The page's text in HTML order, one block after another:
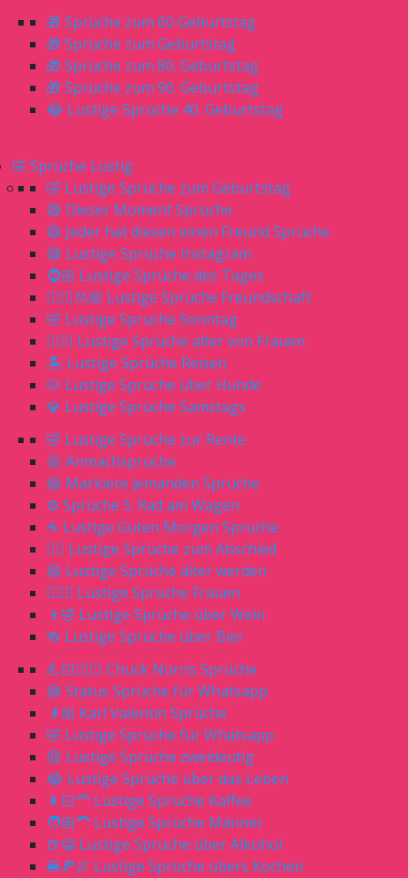
🎁 Sprüche zum 60 Geburtstag
🎁 Sprüche zum Geburtstag
🎁 Sprüche zum 80. Geburtstag
🎁 Sprüche zum 90. Geburtstag
😂 Lustige Sprüche 40. Geburtstag
🤣 Sprüche Lustig
🤣 Lustige Sprüche zum Geburtstag
😅 Dieser Moment Sprüche
😅 Jeder hat diesen einen Freund Sprüche
😅 Lustige Sprüche Instagram
🧔🏼 Lustige Sprüche des Tages
🙎🏼‍♀️🙎🏼 Lustige Sprüche Freundschaft
🤣 Lustige Sprüche Sonntag
🙋🏼‍♀️ Lustige Sprüche alter von Frauen
🏝 Lustige Sprüche Reisen
🐶 Lustige Sprüche über Hunde
💎 Lustige Sprüche Samstags
🤣 Lustige Sprüche zur Rente
😝 Anmachsprüche
😆 Markiere jemanden Sprüche
⚙️ Sprüche 5. Rad am Wagen
☕️ Lustige Guten Morgen Sprüche
🖐🏻 Lustige Sprüche zum Abschied
😆 Lustige Sprüche älter werden
🙎🏼‍♀️ Lustige Sprüche Frauen
🍷🤣 Lustige Sprüche über Wein
🍻 Lustige Sprüche über Bier
💪🏻🧔🏼‍♂️ Chuck Norris Sprüche
😅 Status Sprüche für Whatsapp
👴🏼 Karl Valentin Sprüche
🤣 Lustige Sprüche für Whatsapp
😧 Lustige Sprüche zweideutig
😂 Lustige Sprüche über das Leben
👩🏻‍🦰 Lustige Sprüche Kaffee
🧑🏼‍🦱 Lustige Sprüche Männer
🍺😂 Lustige Sprüche über Alkohol
🍔🍕🍖 Lustige Sprüche übers Kochen